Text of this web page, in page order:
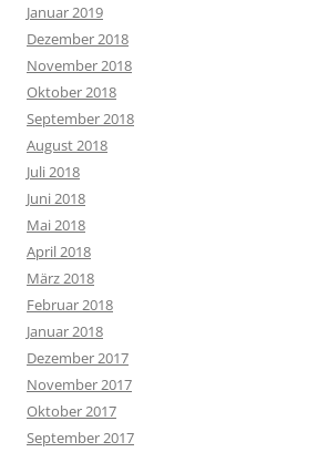
Januar 2019
Dezember 2018
November 2018
Oktober 2018
September 2018
August 2018
Juli 2018
Juni 2018
Mai 2018
April 2018
März 2018
Februar 2018
Januar 2018
Dezember 2017
November 2017
Oktober 2017
September 2017